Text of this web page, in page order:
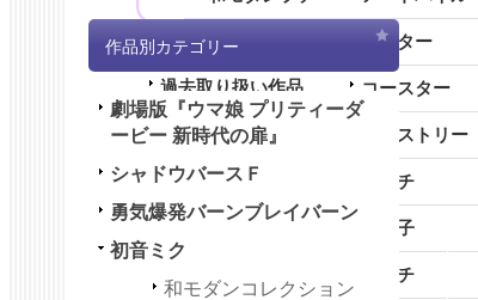
その他
過去取り扱い作品
全商品 (過去取り扱い作品)
SNOW MIKU 2023
HAPPY STATION 2021
ポスター
コースター
タペストリー
ピンチ
お菓子
ポーチ
作品別カテゴリー
劇場版『ウマ娘 プリティーダ
ービー 新時代の扉』
シャドウバースＦ
勇気爆発バーンブレイバーン
初音ミク
和モダンコレクション